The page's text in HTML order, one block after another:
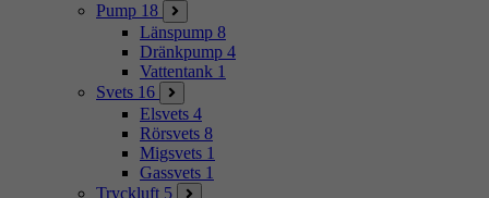
Pump 18
Länspump 8
Dränkpump 4
Vattentank 1
Svets 16
Elsvets 4
Rörsvets 8
Migsvets 1
Gassvets 1
Tryckluft 5